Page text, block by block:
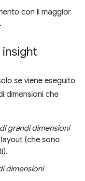
con il maggior
se viene eseguito
dimensioni che
di grandi dimensioni
(che sono
dimensioni